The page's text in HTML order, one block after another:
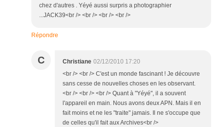
chez d'autres . Yéyé aussi surpris a photographier
...JACK39<br /> <br /> <br /> <br />
Répondre
C Christiane 02/12/2010 17:20
<br /> <br /> C'est un monde fascinant ! Je découvre
sans cesse de nouvelles choses en les observant.
<br /> <br /> <br /> Quant à "Yéyé", il a souvent
l'appareil en main. Nous avons deux APN. Mais il en
fait moins et ne les "traite" jamais. Il ne s'occupe que
de celles qu'il fait aux Archives<br />